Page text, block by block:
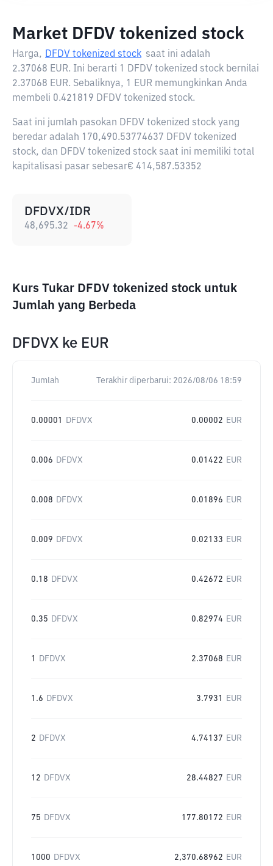
Market DFDV tokenized stock
Harga, DFDV tokenized stock saat ini adalah
2.37068 EUR. Ini berarti 1 DFDV tokenized stock bernilai
2.37068 EUR. Sebaliknya, 1 EUR memungkinkan Anda
membeli 0.421819 DFDV tokenized stock.
Saat ini jumlah pasokan DFDV tokenized stock yang
beredar adalah 170,490.53774637 DFDV tokenized
stock, dan DFDV tokenized stock saat ini memiliki total
kapitalisasi pasar sebesar€ 414,587.53352
DFDVX/IDR
48,695.32 -4.67%
Kurs Tukar DFDV tokenized stock untuk
Jumlah yang Berbeda
DFDVX ke EUR
Jumlah Terakhir diperbarui: 2026/08/06 18:59
0.00001 DFDVX 0.00002 EUR
0.006 DFDVX 0.01422 EUR
0.008 DFDVX 0.01896 EUR
0.009 DFDVX 0.02133 EUR
0.18 DFDVX 0.42672 EUR
0.35 DFDVX 0.82974 EUR
1 DFDVX 2.37068 EUR
1.6 DFDVX 3.7931 EUR
2 DFDVX 4.74137 EUR
12 DFDVX 28.44827 EUR
75 DFDVX 177.80172 EUR
1000 DFDVX 2,370.68962 EUR